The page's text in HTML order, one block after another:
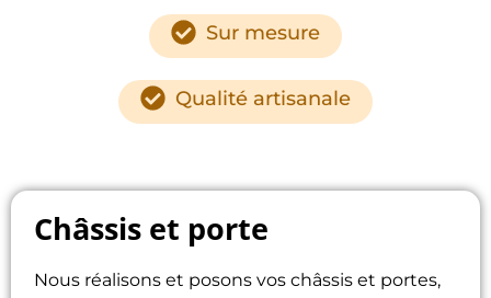
Sur mesure
Qualité artisanale
Châssis et porte
Nous réalisons et posons vos châssis et portes,